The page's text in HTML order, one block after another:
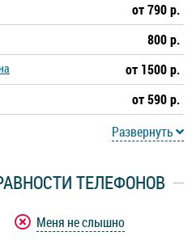
от 790 р.
800 р.
от 1500 р.
от 590 р.
Развернуть
ТЕЛЕФОНОВ
Меня не слышно